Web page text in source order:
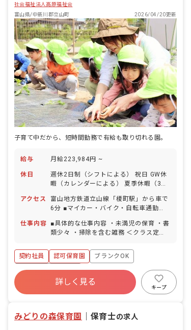
や、先輩スタッフによる計画指導などを
行なっています。ハンディキャップを持
つお子さんと関わるのがはじめてという
方も、しっかりサポートしていきます。
社会福祉法人高原福祉会
富山県/中新川郡立山町
2026/04/20更新
子育て中だから、短時間勤務で有給も取り切れる園。
給与 月給223,984円 ~
休日
週休2日制（シフトによる） 祝日 GW休
暇（カレンダーによる） 夏季休暇（3日
（取得率100％／半日単位での取得可／
5日以上の連休可） 慶弔休暇 産前産後・
育児休暇（取得率・復帰率ともに
100％） 介護・看護休暇 ※年間休日104
を概ね月1回で分配しており、お休みが
取りやすいように配慮しています。予め
取得日を振り分けられていますが、後日
アクセス
富山地方鉄道立山線「榎町駅」から車で
6分 ■マイカー・バイク・自転車通勤
きな川が流れており、周囲を畑に囲まれ
ているので気軽に自然と触れ合うことが
仕事内容
■具体的な仕事内容 ・未満児の保育 ・書
類少々 ・掃除を含む雑務 ＜クラス定員
ラス 12名／職員3名 2歳児クラス 27
名／職員6名 3歳児クラス 25名／職員2
名 4歳児クラス 25名／職員2名 5歳児
クラス 24名／職員2名 ■教育・保育理
念 高原福祉会は、入所する児童の最善の
利益を考慮し、その幸せの増進と、地域
「生きる喜び」を感じられることを目指
契約社員 認可保育園
ブランクOK
ボーナス・賞与あり
寮・住宅・家賃補助あり
社会保険完備
昇給昇進あり
詳しく見る
キープ
みどりの森保育園 保育士の求人